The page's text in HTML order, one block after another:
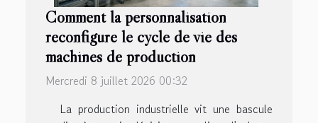
Comment la personnalisation
reconfigure le cycle de vie des
machines de production
Mercredi 8 juillet 2026 00:32
La production industrielle vit une bascule